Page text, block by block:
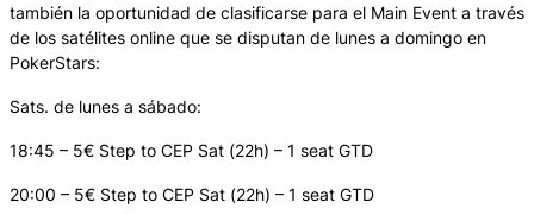
también la oportunidad de clasificarse para el Main Event a través
de los satélites online que se disputan de lunes a domingo en
PokerStars:
Sats. de lunes a sábado:
18:45 – 5€ Step to CEP Sat (22h) – 1 seat GTD
20:00 – 5€ Step to CEP Sat (22h) – 1 seat GTD